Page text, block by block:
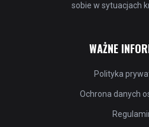
sobie w sytuacjach
WAŻNE
Polityka
Ochrona danych